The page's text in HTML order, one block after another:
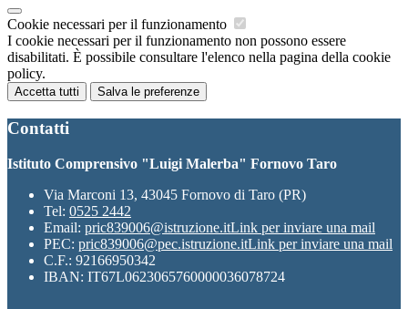
Cookie necessari per il funzionamento
I cookie necessari per il funzionamento non possono essere
disabilitati. È possibile consultare l'elenco nella pagina della cookie
policy.
Accetta tutti Salva le preferenze
Contatti
Istituto Comprensivo "Luigi Malerba" Fornovo Taro
Via Marconi 13, 43045 Fornovo di Taro (PR)
Tel: 0525 2442
Email: pric839006@istruzione.itLink per inviare una mail
PEC: pric839006@pec.istruzione.itLink per inviare una mail
C.F.: 92166950342
IBAN: IT67L0623065760000036078724